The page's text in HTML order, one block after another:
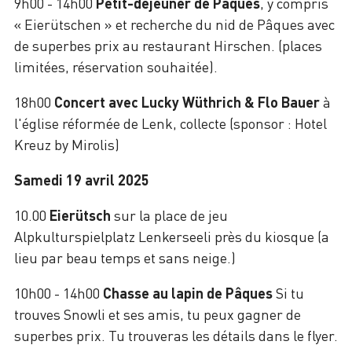
« Eierütschen » et recherche du nid de Pâques avec
de superbes prix au restaurant Hirschen. (places
limitées, réservation souhaitée).
18h00 Concert avec Lucky Wüthrich & Flo Bauerà
l'église réformée de Lenk, collecte (sponsor : Hotel
Kreuz by Mirolis)
Samedi 19 avril 2025
10.00 Eierütsch sur la place de jeu
Alpkulturspielplatz Lenkerseeli près du kiosque (a
lieu par beau temps et sans neige.)
10h00 - 14h00 Chasse au lapin de PâquesSi tu
trouves Snowli et ses amis, tu peux gagner de
superbes prix. Tu trouveras les détails dans le flyer.